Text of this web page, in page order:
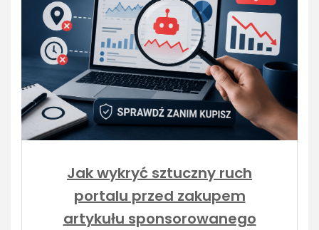
Jak wykryć sztuczny ruch
portalu przed zakupem
artykułu sponsorowanego